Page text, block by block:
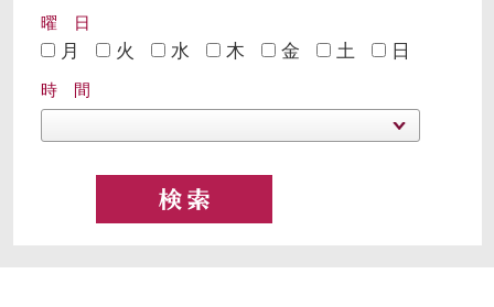
曜 日
月 火 水 木 金 土 日
時 間